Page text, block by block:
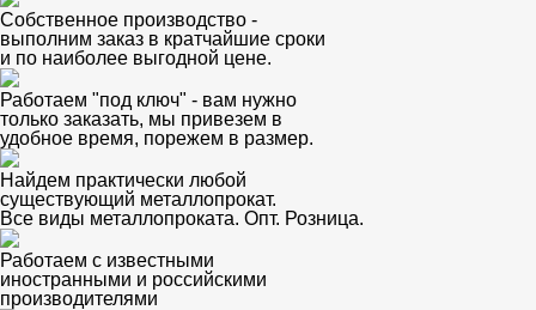
Собственное производство -
выполним заказ в кратчайшие сроки
и по наиболее выгодной цене.
Работаем "под ключ" - вам нужно
только заказать, мы привезем в
удобное время, порежем в размер.
Найдем практически любой
существующий металлопрокат.
Все виды металлопроката. Опт. Розница.
Работаем с известными
иностранными и российскими
производителями